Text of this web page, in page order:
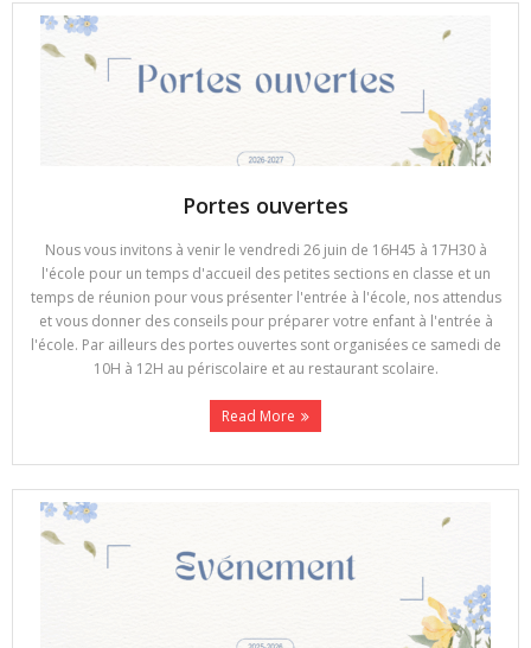
Portes ouvertes
Nous vous invitons à venir le vendredi 26 juin de 16H45 à 17H30 à
l'école pour un temps d'accueil des petites sections en classe et un
temps de réunion pour vous présenter l'entrée à l'école, nos attendus
et vous donner des conseils pour préparer votre enfant à l'entrée à
l'école. Par ailleurs des portes ouvertes sont organisées ce samedi de
10H à 12H au périscolaire et au restaurant scolaire.
Read More